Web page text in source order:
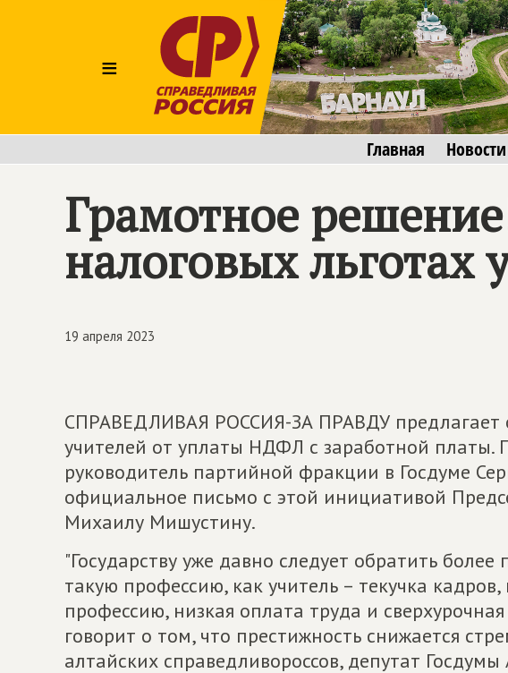
≡
Главная Новости
Грамотное
налоговых льготах
19 апреля 2023
СПРАВЕДЛИВАЯ РОССИЯ-ЗА ПРАВДУ предлагает
учителей от уплаты НДФЛ с заработной платы.
руководитель партийной фракции в Госдуме
официальное письмо с этой инициативой
Михаилу Мишустину.
"Государству уже давно следует обратить
такую профессию, как учитель – текучка
профессию, низкая оплата труда и сверхурочная
говорит о том, что престижность снижается
алтайских справедливороссов, депутат Госдумы